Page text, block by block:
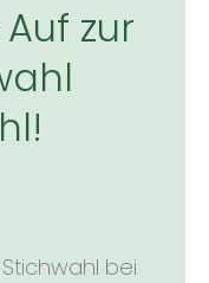
zur
bei